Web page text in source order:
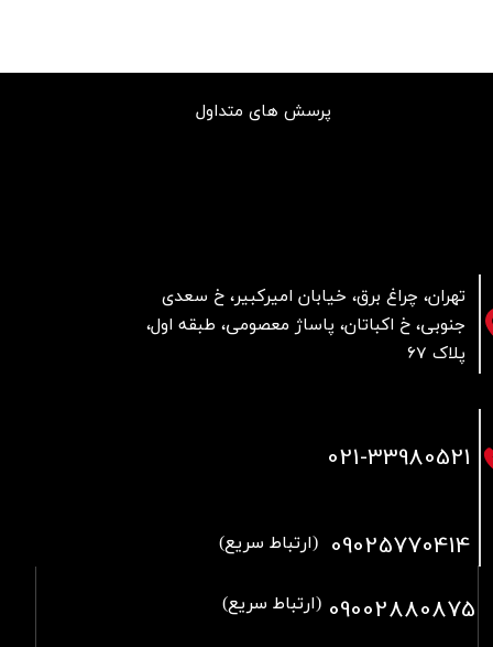
تهران، چراغ برق، خیابان امیرکبیر، خ سعدی
جنوبی، خ اکباتان، پاساژ معصومی، طبقه اول،
پلاک 67
پرسش های متداول
021-33980521
09025770414 (ارتباط سریع)
09002880875 (ارتباط سریع)